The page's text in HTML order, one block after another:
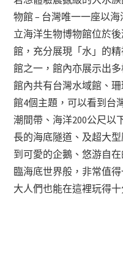
物館 – 台灣唯一一座以
立海洋生物博物館位於
館，充分展現「水」的
館之一，館內亦展示出
館內共有台灣水域館、
館4個主題，可以看到台
潮間帶、海洋200公尺以
長的海底隧道、及超大
到可愛的企鵝、悠游自
臨海底世界般，非常值
大人們也能在這裡玩得十